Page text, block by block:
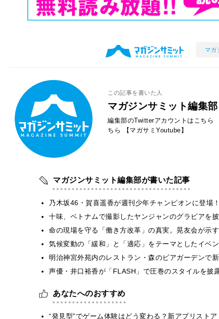
マガ
この記事を書いた人
マガジンサミット編集部
編集部のTwitterアカウントはこちら
ちら
【マガサミYoutube】
マガジンサミット編集部が書いた記事
乃木坂46・賀喜遥香が週刊少年チャンピオンに登
十味、ベトナムで撮影したヤンジャンのグラビアを
命の現場を守る「働き方改革」の真実。晃友会が示
気候変動の「緩和」と「適応」をテーマとしたイベ
明治神宮外苑内のレストラン・森のビアガーデンで
声優・井口裕香が「FLASH」で圧巻のスタイルを
あなたへのおすすめ
“発見型”でゲーム体験はどう変わる？新アプリスト